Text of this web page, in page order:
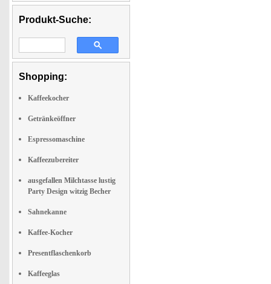
Produkt-Suche:
Shopping:
Kaffeekocher
Getränkeöffner
Espressomaschine
Kaffeezubereiter
ausgefallen Milchtasse lustig
Party Design witzig Becher
Sahnekanne
Kaffee-Kocher
Presentflaschenkorb
Kaffeeglas